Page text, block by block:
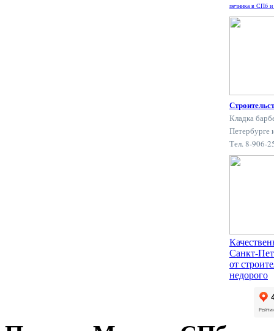
печника в СПб и
Кладка
Петербурге
Тел. 8-906-
Санкт-
от
недорого